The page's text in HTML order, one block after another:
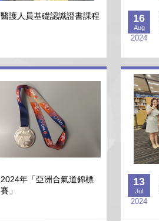
醫護人員基礎認識證書課程 16
Aug
2024
2024年「亞洲合氣道錦標
賽」
13
Jul
2024